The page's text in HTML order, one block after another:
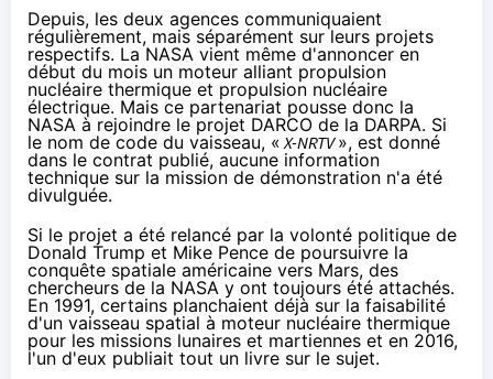
Depuis, les deux agences communiquaient
régulièrement, mais séparément sur leurs projets
respectifs. La NASA vient même d'annoncer en
début du mois un moteur alliant propulsion
nucléaire thermique et propulsion nucléaire
électrique. Mais ce partenariat pousse donc la
NASA à rejoindre le projet DARCO de la DARPA. Si
le nom de code du vaisseau, « X-NRTV», est donné
dans le contrat publié, aucune information
technique sur la mission de démonstration n'a été
divulguée.
Si le projet a été relancé par la volonté politique de
Donald Trump et Mike Pence de poursuivre la
conquête spatiale américaine vers Mars, des
chercheurs de la NASA y ont toujours été attachés.
En 1991, certains planchaient déjà sur la faisabilité
d'un vaisseau spatial à moteur nucléaire thermique
pour les missions lunaires et martiennes et en 2016,
l'un d'eux publiait tout un livre sur le sujet.